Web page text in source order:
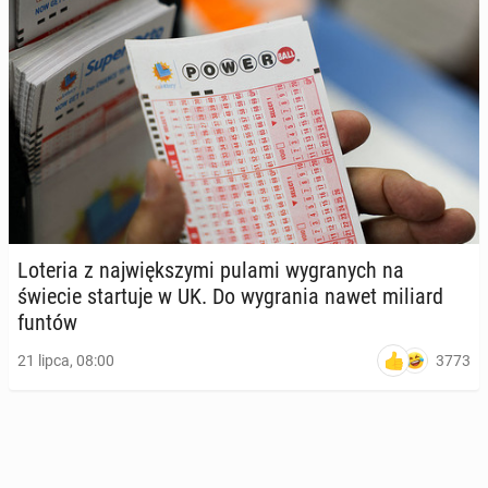
Loteria z naj­więk­szy­mi pulami wy­gra­nych na
świecie star­tu­je w UK. Do wy­gra­nia nawet miliard
funtów
21 lipca, 08:00 3773